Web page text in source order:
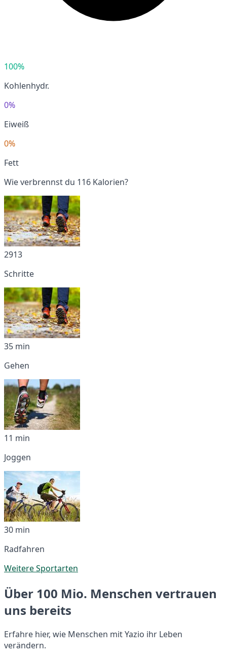
100%
Kohlenhydr.
0%
Eiweiß
0%
Fett
Wie verbrennst du 116 Kalorien?
2913
Schritte
35 min
Gehen
11 min
Joggen
30 min
Radfahren
Weitere Sportarten
Über 100 Mio. Menschen vertrauen
uns bereits
Erfahre hier, wie Menschen mit Yazio ihr Leben
verändern.